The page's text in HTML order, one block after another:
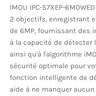
IMOU IPC-S7XEP-
2 objectifs, enregistrant
de 6MP, fournissant des
à la capacité de détecter
ainsi qu'à l'algorithme
sécurité optimale pour
fonction intelligente de
aide à ne manquer